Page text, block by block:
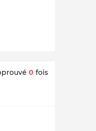
0 fois